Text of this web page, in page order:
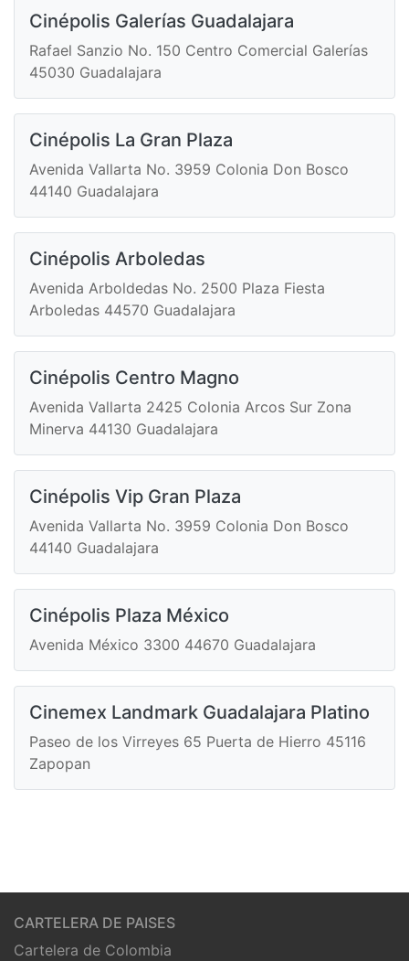
Cinépolis Galerías Guadalajara
Rafael Sanzio No. 150 Centro Comercial Galerías
45030 Guadalajara
Cinépolis La Gran Plaza
Avenida Vallarta No. 3959 Colonia Don Bosco
44140 Guadalajara
Cinépolis Arboledas
Avenida Arboldedas No. 2500 Plaza Fiesta
Arboledas 44570 Guadalajara
Cinépolis Centro Magno
Avenida Vallarta 2425 Colonia Arcos Sur Zona
Minerva 44130 Guadalajara
Cinépolis Vip Gran Plaza
Avenida Vallarta No. 3959 Colonia Don Bosco
44140 Guadalajara
Cinépolis Plaza México
Avenida México 3300 44670 Guadalajara
Cinemex Landmark Guadalajara Platino
Paseo de los Virreyes 65 Puerta de Hierro 45116
Zapopan
CARTELERA DE PAISES
Cartelera de Colombia